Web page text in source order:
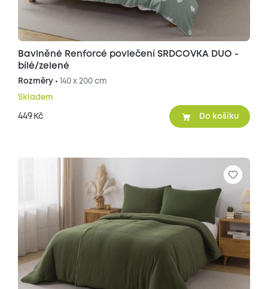
Bavlněné Renforcé povlečení SRDCOVKA DUO -
bílé/zelené
Rozměry • 140 x 200 cm
Skladem
449 Kč Do košíku